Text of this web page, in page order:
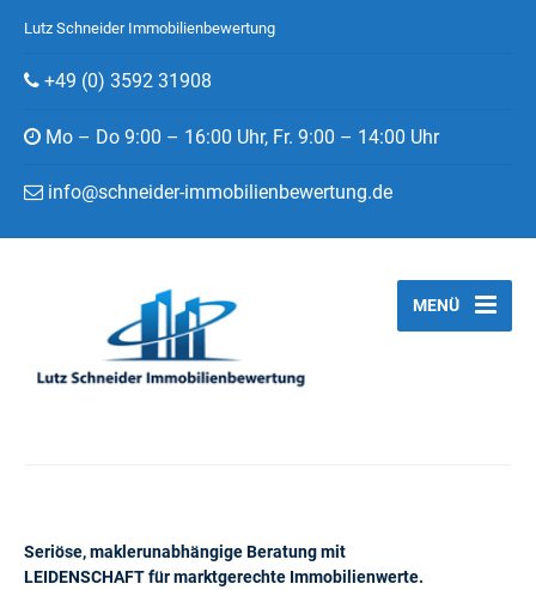
Lutz Schneider Immobilienbewertung
+49 (0) 3592 31908
Mo – Do 9:00 – 16:00 Uhr, Fr. 9:00 – 14:00 Uhr
info@schneider-immobilienbewertung.de
Seriöse, maklerunabhängige Beratung mit
LEIDENSCHAFT für marktgerechte Immobilienwerte.
MENÜ